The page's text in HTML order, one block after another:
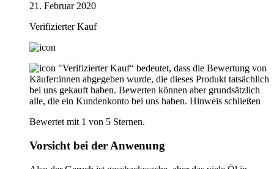
21. Februar 2020
Verifizierter Kauf
"Verifizierter Kauf“ bedeutet, dass die Bewertung von
Käufer:innen abgegeben wurde, die dieses Produkt tatsächlich
bei uns gekauft haben. Bewerten können aber grundsätzlich
alle, die ein Kundenkonto bei uns haben. Hinweis schließen
Bewertet mit 1 von 5 Sternen.
Vorsicht bei der Anwenung